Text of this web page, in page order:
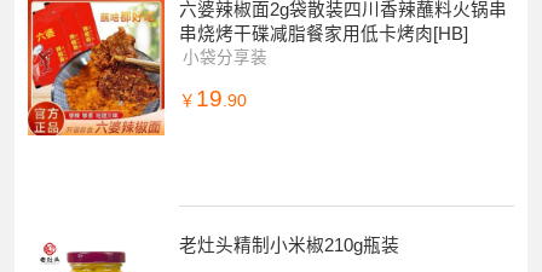
六婆辣椒面2g袋散装四川香辣蘸料火锅串
串烧烤干碟减脂餐家用低卡烤肉[HB]
小袋分享装
￥ 19 .90
老灶头精制小米椒210g瓶装